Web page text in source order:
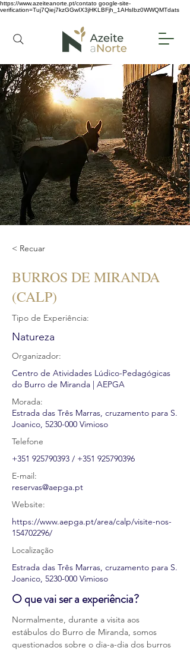
https://www.azeiteanorte.pt/contato google-site-
verification=Tuj7Qiej7kzGGwIX3jHKLBFjh_1AHsIbz0WWQMTdats
< Recuar
BURROS DE MIRANDA
(CALP)
Tipo de Experiência:
Natureza
Organizador:
Centro de Atividades Lúdico-Pedagógicas
do Burro de Miranda | AEPGA
Morada:
Estrada das Três Marras, cruzamento para S.
Joanico, 5230-000 Vimioso
Telefone
+351 925790393 / +351 925790396
E-mail:
reservas@aepga.pt
Website:
https://www.aepga.pt/area/calp/visite-nos-
154702296/
Localização
Estrada das Três Marras, cruzamento para S.
Joanico, 5230-000 Vimioso
O que vai ser a experiência?
Normalmente, durante a visita aos
estábulos do Burro de Miranda, somos
questionados sobre o dia-a-dia dos burros